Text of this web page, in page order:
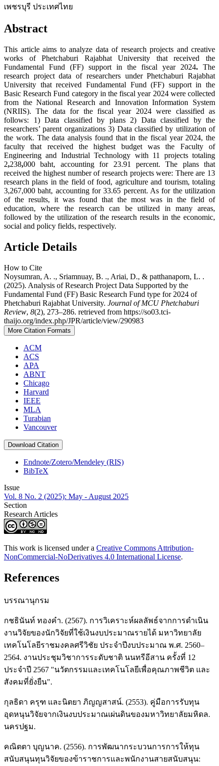
เพชรบุรี ประเทศไทย
Abstract
This article aims to analyze data of research projects and creative
works of Phetchaburi Rajabhat University that received the
Fundamental Fund (FF) support in the fiscal year 2024. The
research project data of researchers under Phetchaburi Rajabhat
University that received Fundamental Fund (FF) support in the
Basic Research Fund category in the fiscal year 2024 were collected
from the National Research and Innovation Information System
(NRIIS). The data for the fiscal year 2024 were classified as
follows: 1) Data classified by plans 2) Data classified by the
researchers’ parent organizations 3) Data classified by utilization of
the work. The data analysis found that in the fiscal year 2024, the
faculty that received the highest budget was the Faculty of
Engineering and Industrial Technology with 11 projects totaling
2,238,000 baht, accounting for 23.91 percent. The plans that
received the highest number of research projects were: There are 13
research plans in the field of food, agriculture and tourism, totaling
3,267,000 baht, accounting for 33.65 percent. As for the utilization
of the results, it was found that the most was in the field of
education, where the research can be utilized in many areas,
followed by the utilization of the research results in the economic,
social and policy fields, respectively.
Article Details
How to Cite
Noysumran, A. ., Sriamnuay, B. ., Ariai, D., & patthanaporn, L. .
(2025). Analysis of Research Project Data Supported by the
Fundamental Fund (FF) Basic Research Fund type for 2024 of
Phetchaburi Rajabhat University. Journal of MCU Phetchaburi
Review, 8(2), 273–286. retrieved from https://so03.tci-
thaijo.org/index.php/JPR/article/view/290983
More Citation Formats
ACM
ACS
APA
ABNT
Chicago
Harvard
IEEE
MLA
Turabian
Vancouver
Download Citation
Endnote/Zotero/Mendeley (RIS)
BibTeX
Issue
Vol. 8 No. 2 (2025): May - August 2025
Section
Research Articles
This work is licensed under a Creative Commons Attribution-
NonCommercial-NoDerivatives 4.0 International License.
References
บรรณานุกรม
กชธินันท์ ทองคำ. (2567). การวิเคราะห์ผลลัพธ์จากการดำเนิน
งานวิจัยของนักวิจัยที่ใช้เงินงบประมาณรายได้ มหาวิทยาลัย
เทคโนโลยีราชมงคลศรีวิชัย ประจำปีงบประมาณ พ.ศ. 2560–
2564. งานประชุมวิชาการระดับชาติ นนทรีอีสาน ครั้งที่ 12
ประจำปี 2567 "นวัตกรรมและเทคโนโลยีเพื่อคุณภาพชีวิต และ
สังคมที่ยั่งยืน".
กุลธิดา ครุฑ และนิตยา ภิญญสาสน์. (2553). คู่มือการรับทุน
อุดหนุนวิจัยจากเงินงบประมาณเผ่นดินของมหาวิทยาลัยมหิดล.
นครปฐม.
คณิตตา บุญนาค. (2556). การพัฒนากระบวนการการให้ทุน
สนับสนุนทุนวิจัยของข้าราชการและพนักงานสายสนับสนุน: